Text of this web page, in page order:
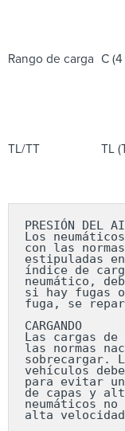
Rango de carga C
TL/TT TL
PRESIÓN DEL
Los
con las
estipuladas
índice de
neumático,
si hay fugas
fuga, se
CARGANDO
Las cargas de
las normas
sobrecargar.
vehículos
para evitar
de capas y
neumáticos
alta